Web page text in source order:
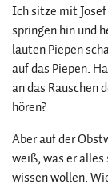
Ich sitze mit
springen hin und
lauten Piepen
auf das Piepen.
an das Rauschen
hören?
Aber auf der
weiß, was er
wissen wollen.